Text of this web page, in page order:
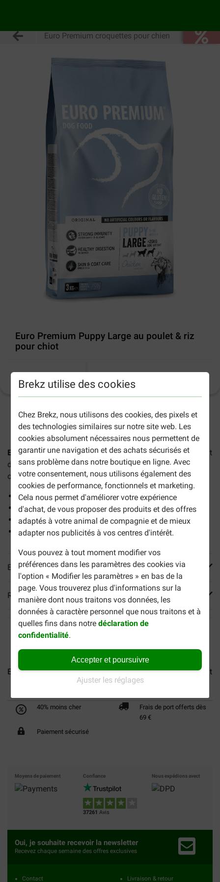
Brekz utilise des cookies
Chez Brekz, nous utilisons des cookies, des pixels et
des technologies similaires sur notre site web. Les
cookies absolument nécessaires nous permettent de
garantir une navigation et des achats sécurisés et
sans problème dans notre boutique en ligne. Avec
votre consentement, nous utilisons également des
cookies de performance, fonctionnels et marketing.
Cela nous permet d'améliorer votre expérience
d'achat, de vous proposer des produits et des offres
adaptés à votre animal de compagnie et de mieux
adapter nos publicités à vos centres d'intérêt.
Vous pouvez à tout moment modifier vos
préférences dans les paramètres des cookies via
l'option « Modifier les paramètres » en bas de la
page. Vous trouverez plus d'informations sur la
manière dont nous traitons vos données, les
données à caractère personnel que nous traitons et à
quelles fins dans notredéclaration de
confidentialité.
Accepter et poursuivre
Ajuster les réglages
Euro Premium croquettes pour chien
Euro Premium Puppy Large au poulet & riz
pour chiot
2-5 jours ouvrables estimés, sauf indication contraire.
Euro Premium Puppy Large au poulet & riz pour chiot
sont
des croquettes complètes de qualité supérieure pour les
chiots et les jeunes chiens de grandes races.
Stimule une croissance saine
Favorise une peau et un pelage sains
Prix de vente recommandé pour 3 kg : 18,95 €
Prix de vente recommandé pour 12 kg : 56,90 €
En savoir plus
Reviews
Euro Premium Adult Medium... Euro Premium Adult Giant
40% moins cher
Frais de port offerts dès
69 €
Paiement sécurisé
Moyens de paiement Confiance
37261 Avis
Nous expédions avect
Oui, je souhaite recevoir la newsletter
Recevez chaque semaine des offres exclusives
Contact Livraison & retour